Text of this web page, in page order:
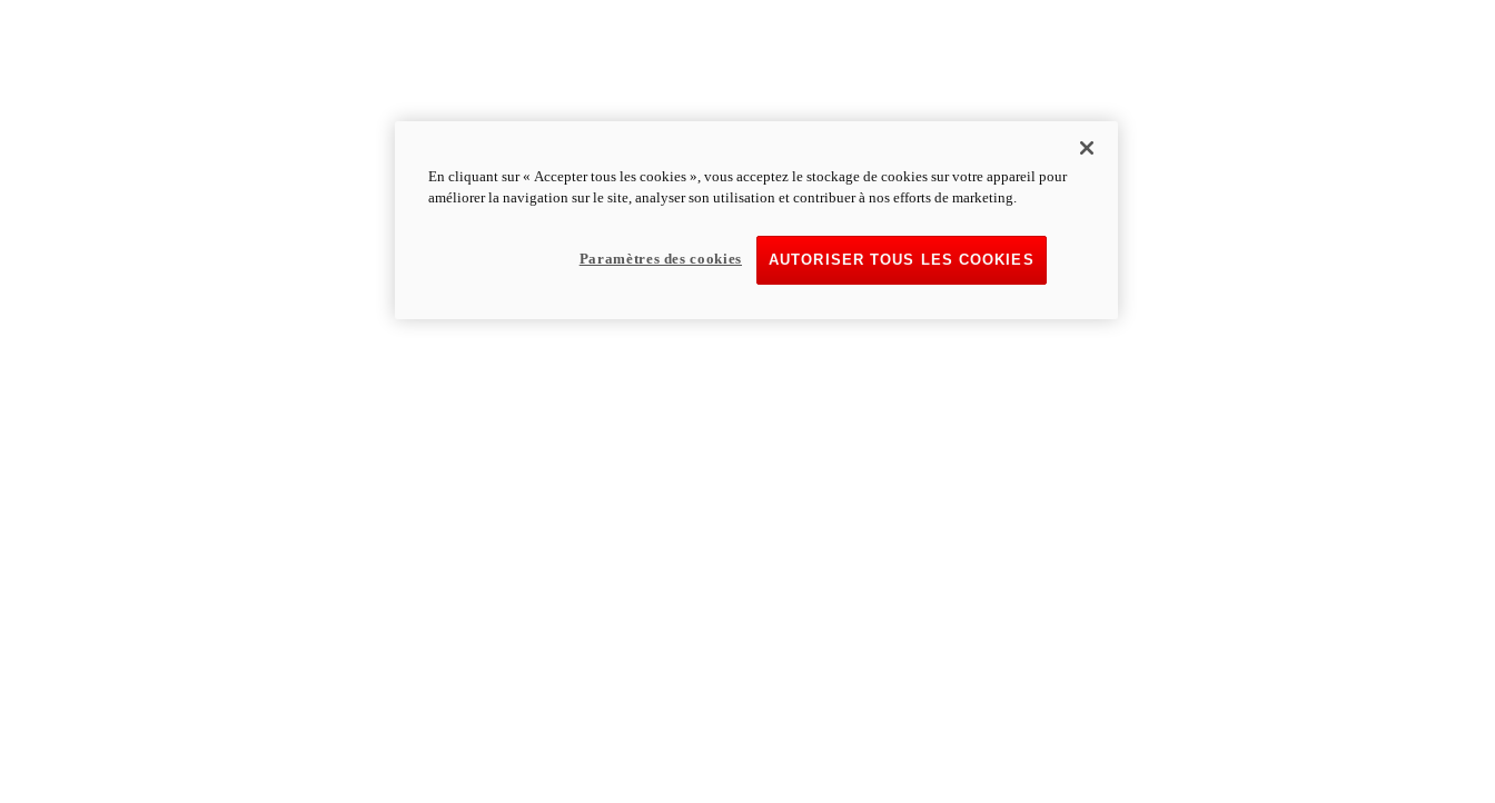
En cliquant sur « Accepter tous les cookies », vous acceptez le stockage de cookies sur votre appareil pour
améliorer la navigation sur le site, analyser son utilisation et contribuer à nos efforts de marketing.
AUTORISER TOUS LES COOKIES
Paramètres des cookies